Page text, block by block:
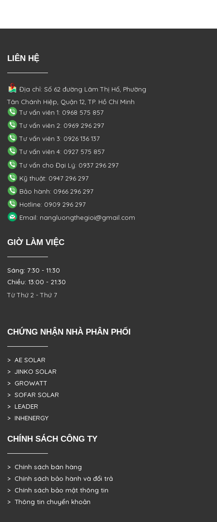
LIÊN HỆ
Địa chỉ: Số 62 đường Lâm Thị Hố, Phường
Tân Chánh Hiệp, Quận 12, TP. Hồ Chí Minh
Tư vấn viên 1: 0968 575 857
Tư vấn viên 2: 0969 296 297
Tư vấn viên 3: 0926 136 137
Tư vấn viên 4: 0927 575 857
Tư vấn cho Đại Lý: 0937 296 297
Kỹ thuật: 0947 296 297
Bảo hành: 0966 296 297
Hotline: 0909 296 297
Email: nangluongthegioi@gmail.com
GIỜ LÀM VIỆC
Sáng: 7:30 - 11:30
Chiều: 13:00 - 21:30
Từ Thứ 2 - Thứ 7
CHỨNG NHẬN NHÀ PHÂN PHỐI
> AE SOLAR
> JINKO SOLAR
> GROWATT
> SOFAR SOLAR
> LEADER
> INHENERGY
CHÍNH SÁCH CÔNG TY
> Chính sách bán hàng
> Chính sách bảo hành và đổi trả
> Chính sách bảo mật thông tin
> Thông tin chuyển khoản